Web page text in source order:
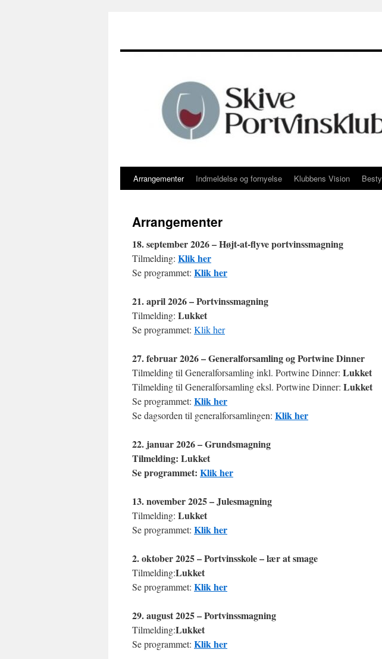
Hop
indhold
Arrangementer Indmeldelse og fornyelse Klubbens Vision
Arrangementer
18. september 2026 – Højt-at-flyve portvinssmagning
Tilmelding: Klik her
Se programmet: Klik her
21. april 2026 – Portvinssmagning
Tilmelding: Lukket
Se programmet: Klik her
27. februar 2026 – Generalforsamling og Portwine Dinner
Tilmelding til Generalforsamling inkl. Portwine Dinner: Lukket
Tilmelding til Generalforsamling eksl. Portwine Dinner: Lukket
Se programmet: Klik her
Se dagsorden til generalforsamlingen: Klik her
22. januar 2026 – Grundsmagning
Tilmelding: Lukket
Se programmet: Klik her
13. november 2025 – Julesmagning
Tilmelding: Lukket
Se programmet: Klik her
2. oktober 2025 – Portvinsskole – lær at smage
Tilmelding:Lukket
Se programmet: Klik her
29. august 2025 – Portvinssmagning
Tilmelding:Lukket
Se programmet: Klik her